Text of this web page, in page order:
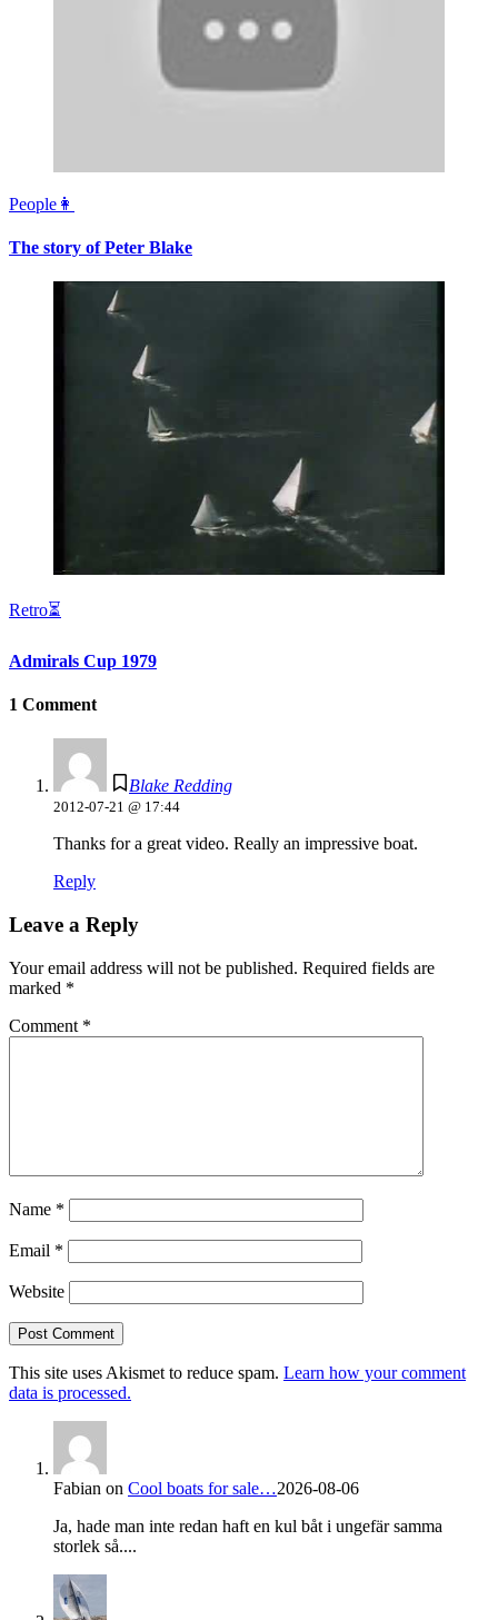
People👩
The story of Peter Blake
Retro⏳
Admirals Cup 1979
1 Comment
Blake Redding
2012-07-21 @ 17:44
Thanks for a great video. Really an impressive boat.
Reply
Leave a Reply
Your email address will not be published. Required fields are
marked *
Comment *
Name *
Email *
Website
This site uses Akismet to reduce spam. Learn how your comment
data is processed.
Fabian on Cool boats for sale…2026-08-06
Ja, hade man inte redan haft en kul båt i ungefär samma
storlek så....